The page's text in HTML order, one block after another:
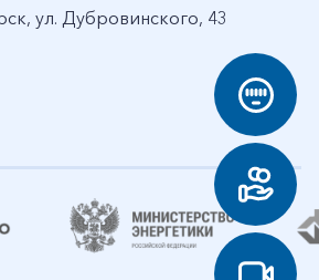
ул. Дубровинского, 43